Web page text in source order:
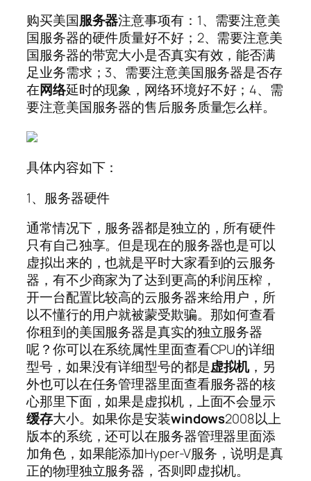
购买美国服务器注意事项有：1、需要注意美
国服务器的硬件质量好不好；2、需要注意美
国服务器的带宽大小是否真实有效，能否满
足业务需求；3、需要注意美国服务器是否存
在网络延时的现象，网络环境好不好；4、需
要注意美国服务器的售后服务质量怎么样。
具体内容如下：
1、服务器硬件
通常情况下，服务器都是独立的，所有硬件
只有自己独享。但是现在的服务器也是可以
虚拟出来的，也就是平时大家看到的云服务
器，有不少商家为了达到更高的利润压榨，
开一台配置比较高的云服务器来给用户，所
以不懂行的用户就被蒙受欺骗。那如何查看
你租到的美国服务器是真实的独立服务器
呢？你可以在系统属性里面查看CPU的详细
型号，如果没有详细型号的都是虚拟机，另
外也可以在任务管理器里面查看服务器的核
心那里下面，如果是虚拟机，上面不会显示
缓存大小。如果你是安装windows2008以上
版本的系统，还可以在服务器管理器里面添
加角色，如果能添加Hyper-V服务，说明是真
正的物理独立服务器，否则即虚拟机。